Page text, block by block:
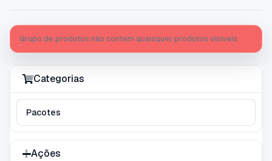
Grupo de produtos não contém quaisquer produtos visíveis
Categorias
Ações